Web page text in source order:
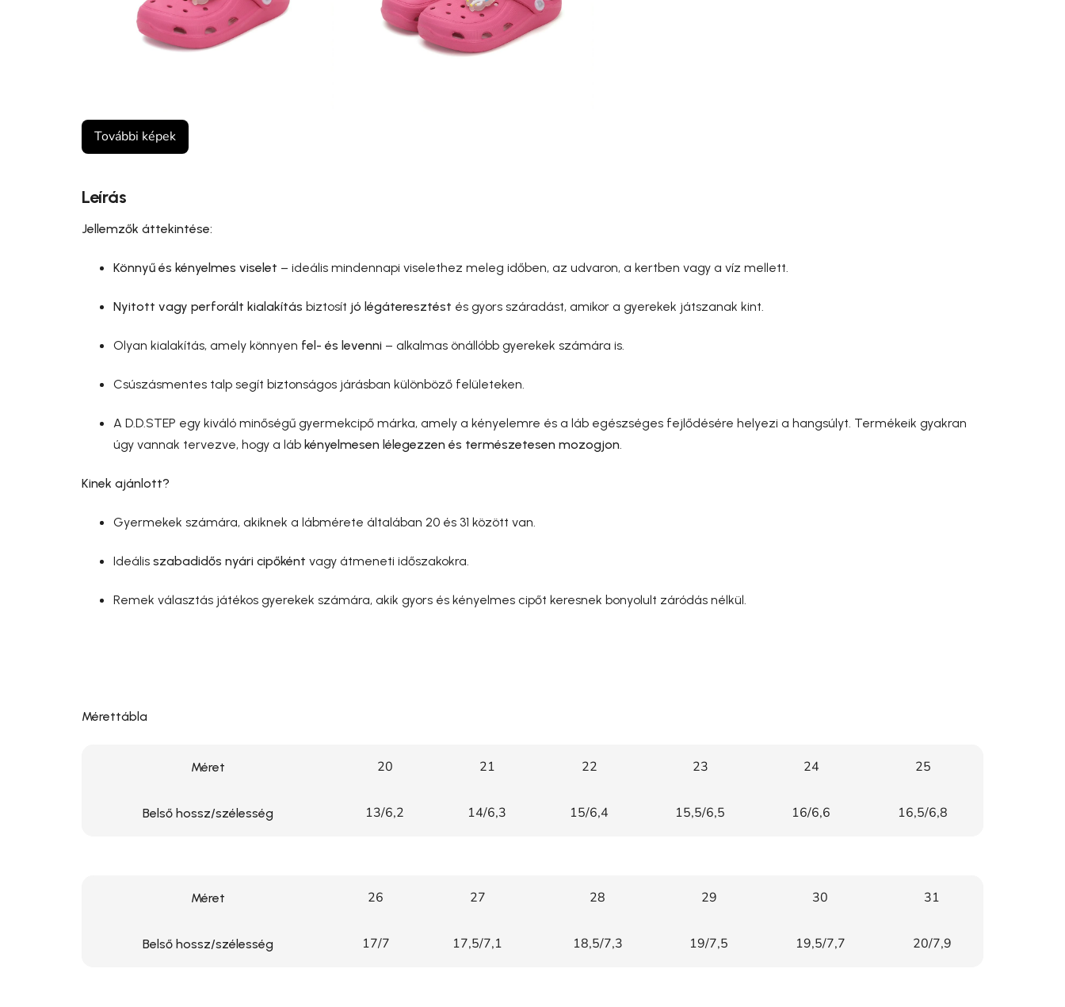
További képek
Leírás
Jellemzők áttekintése:
Könnyű és kényelmes viselet – ideális mindennapi viselethez meleg időben, az udvaron, a kertben vagy a víz mellett.
Nyitott vagy perforált kialakítás biztosít jó légáteresztést és gyors száradást, amikor a gyerekek játszanak kint.
Olyan kialakítás, amely könnyen fel- és levenni – alkalmas önállóbb gyerekek számára is.
Csúszásmentes talp segít biztonságos járásban különböző felületeken.
A D.D.STEP egy kiváló minőségű gyermekcipő márka, amely a kényelemre és a láb egészséges fejlődésére helyezi a hangsúlyt. Termékeik gyakran
úgy vannak tervezve, hogy a láb kényelmesen lélegezzen és természetesen mozogjon.
Kinek ajánlott?
Gyermekek számára, akiknek a lábmérete általában 20 és 31 között van.
Ideális szabadidős nyári cipőként vagy átmeneti időszakokra.
Remek választás játékos gyerekek számára, akik gyors és kényelmes cipőt keresnek bonyolult záródás nélkül.
Mérettábla
Méret 20 21 22 23 24 25
Belső hossz/szélesség 13/6,2 14/6,3 15/6,4 15,5/6,5 16/6,6 16,5/6,8
Méret 26 27 28 29 30 31
Belső hossz/szélesség 17/7 17,5/7,1 18,5/7,3 19/7,5 19,5/7,7 20/7,9